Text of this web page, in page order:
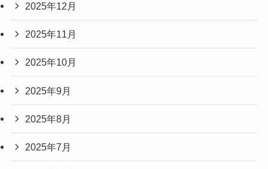
2025年12月
2025年11月
2025年10月
2025年9月
2025年8月
2025年7月